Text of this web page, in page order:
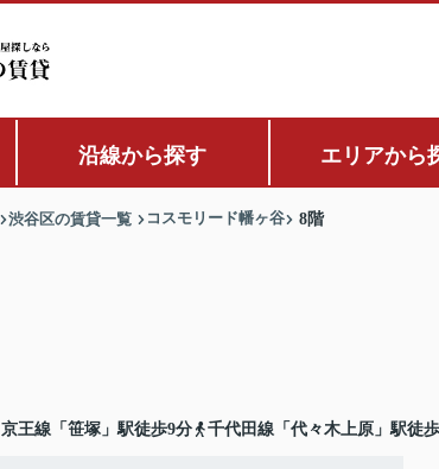
沿線から探す エリアから
渋谷区の賃貸一覧 コスモリード幡ヶ谷 8階
京王線「笹塚」駅徒歩9分 千代田線「代々木上原」駅徒